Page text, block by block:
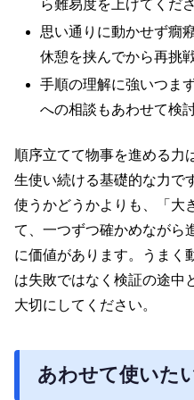
ら難易度を上げてくだ
思い通りに動かせず癇
休憩を挟んでから再挑
手順の理解に強いつま
への相談もあわせて検
順序立てて物事を進める力
生使い続ける基礎的な力で
使うかどうかよりも、「大
て、一つずつ確かめながら
に価値があります。うまく
は失敗ではなく検証の途中
大切にしてください。
あわせて使いた